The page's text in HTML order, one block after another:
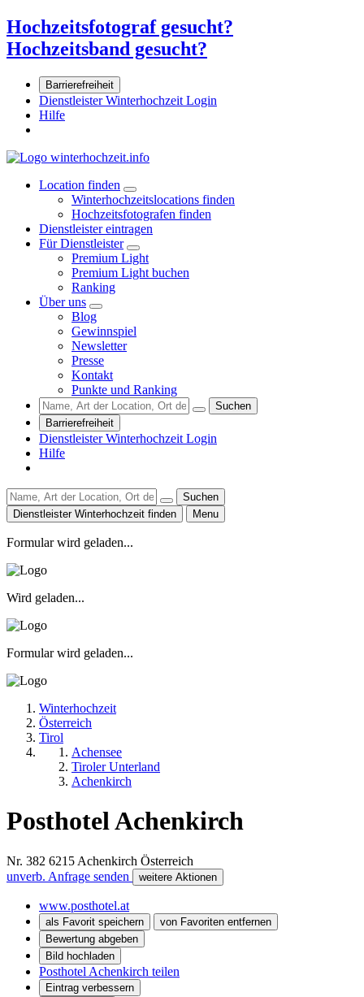
Hochzeitsfotograf gesucht?
Hochzeitsband gesucht?
Barrierefreiheit
Dienstleister Winterhochzeit Login
Hilfe
Location finden
Winterhochzeitslocations finden
Hochzeitsfotografen finden
Dienstleister eintragen
Für Dienstleister
Premium Light
Premium Light buchen
Ranking
Über uns
Blog
Gewinnspiel
Newsletter
Presse
Kontakt
Punkte und Ranking
Suchen
Barrierefreiheit
Dienstleister Winterhochzeit Login
Hilfe
Suchen
Dienstleister Winterhochzeit finden
Menu
Formular wird geladen...
Wird geladen...
Formular wird geladen...
Winterhochzeit
Österreich
Tirol
Achensee
Tiroler Unterland
Achenkirch
Posthotel Achenkirch
Nr. 382 6215 Achenkirch Österreich
unverb. Anfrage senden
weitere Aktionen
www.posthotel.at
als Favorit speichern
von Favoriten entfernen
Bewertung abgeben
Bild hochladen
Posthotel Achenkirch teilen
Eintrag verbessern